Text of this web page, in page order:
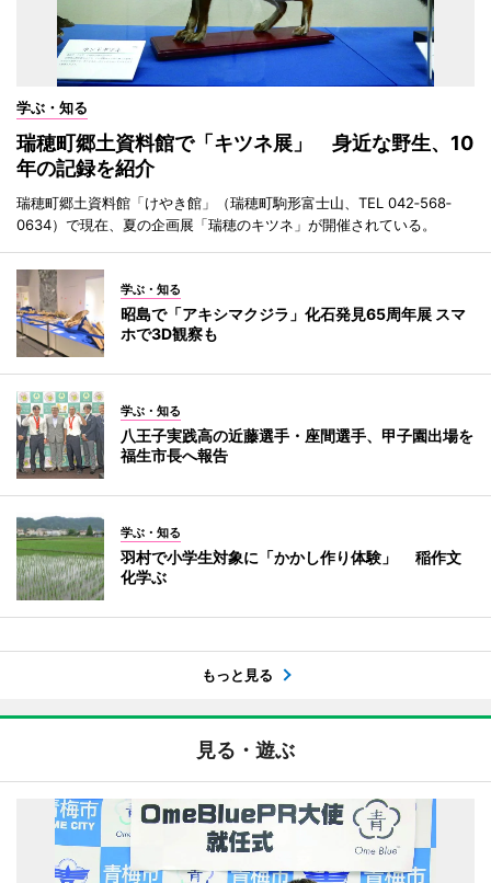
学ぶ・知る
瑞穂町郷土資料館で「キツネ展」 身近な野生、10
年の記録を紹介
瑞穂町郷土資料館「けやき館」（瑞穂町駒形富士山、TEL 042‐568‐
0634）で現在、夏の企画展「瑞穂のキツネ」が開催されている。
学ぶ・知る
昭島で「アキシマクジラ」化石発見65周年展 スマ
ホで3D観察も
学ぶ・知る
八王子実践高の近藤選手・座間選手、甲子園出場を
福生市長へ報告
学ぶ・知る
羽村で小学生対象に「かかし作り体験」 稲作文
化学ぶ
もっと見る
見る・遊ぶ